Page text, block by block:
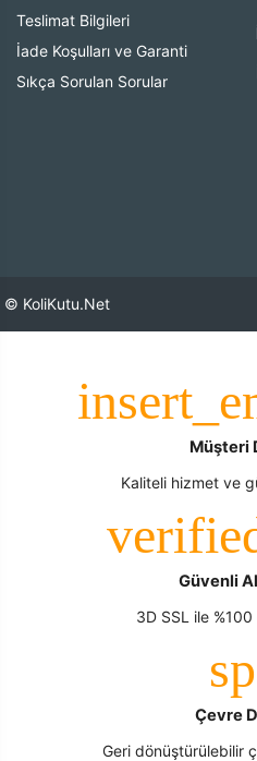
Teslimat Bilgileri
İade Koşulları ve Garanti
Sıkça Sorulan Sorular
© KoliKutu.Net
Müşteri
Kaliteli hizmet ve
Güvenli
3D SSL ile
Çevre
Geri dönüştürülebilir